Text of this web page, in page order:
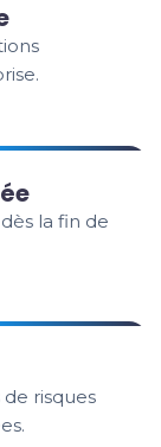
la fin de
risques